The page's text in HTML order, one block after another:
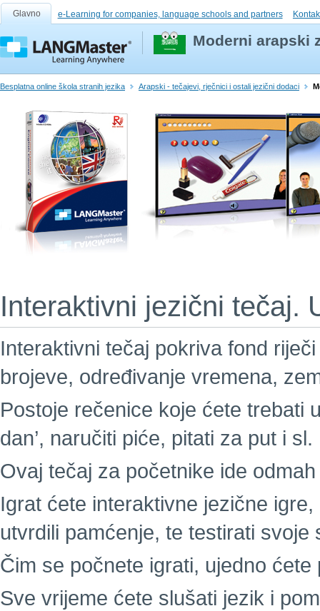
Glavno e-Learning for companies, language schools and partners
Moderni arapski
Besplatna online škola stranih jezika Arapski - tečajevi, rječnici i ostali jezični dodaci
Interaktivni jezični tečaj.
Interaktivni tečaj pokriva fond
brojeve, određivanje vremena,
Postoje rečenice koje ćete trebati
dan’, naručiti piće, pitati za put i sl.
Ovaj tečaj za početnike ide
Igrat ćete interaktivne jezične
utvrdili pamćenje, te testirati
Čim se počnete igrati, ujedno ćete
Sve vrijeme ćete slušati jezik i